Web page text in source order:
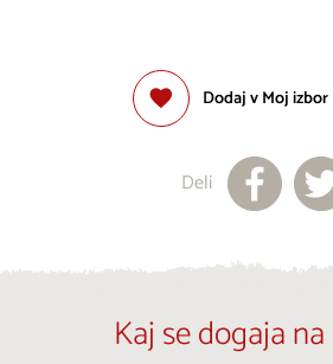
Dodaj v Moj izbor
Deli
Kaj se dogaja